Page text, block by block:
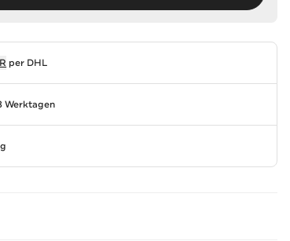
per DHL
Werktagen